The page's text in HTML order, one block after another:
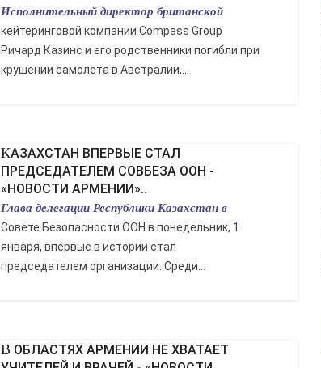
Исполнительный директор британской
кейтеринговой компании Compass Group
Ричард Казинс и его родственники погибли при
крушении самолета в Австралии,...
КАЗАХСТАН ВПЕРВЫЕ СТАЛ
ПРЕДСЕДАТЕЛЕМ СОВБЕЗА ООН -
«НОВОСТИ АРМЕНИИ»..
Глава делегации Республики Казахстан в
Совете Безопасности ООН в понедельник, 1
января, впервые в истории стал
председателем организации. Среди...
В ОБЛАСТЯХ АРМЕНИИ НЕ ХВАТАЕТ